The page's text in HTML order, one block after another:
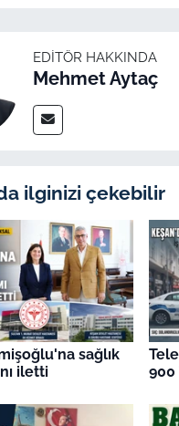
EDITÖR HAKKINDA
Mehmet Aytaç
ilginizi çekebilir
sağlık
iletti
900